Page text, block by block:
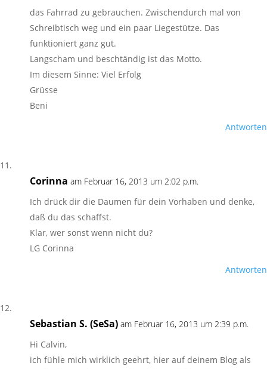
das Fahrrad zu gebrauchen. Zwischendurch mal von
Schreibtisch weg und ein paar Liegestütze. Das
funktioniert ganz gut.
Langscham und beschtändig ist das Motto.
Im diesem Sinne: Viel Erfolg
Grüsse
Beni
Antworten
Corinna am Februar 16, 2013 um 2:02 p.m.
Ich drück dir die Daumen für dein Vorhaben und denke,
daß du das schaffst.
Klar, wer sonst wenn nicht du?
LG Corinna
Antworten
Sebastian S. (SeSa) am Februar 16, 2013 um 2:39 p.m.
Hi Calvin,
ich fühle mich wirklich geehrt, hier auf deinem Blog als